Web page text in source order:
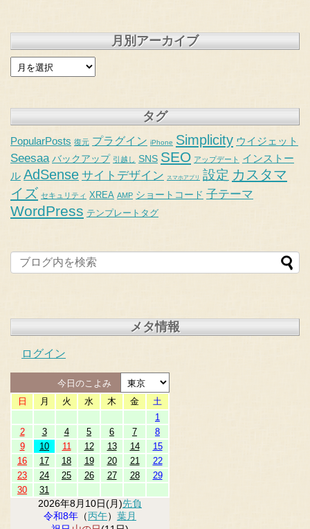
月別アーカイブ
タグ
PopularPosts 復元 プラグイン iPhone Simplicity ウイジェット
Seesaa バックアップ 引越し SNS SEO アップデート インストー
ル AdSense サイトデザイン スマホアプリ 設定 カスタマ
イズ セキュリティ XREA AMP ショートコード 子テーマ
WordPress テンプレートタグ
メタ情報
ログイン
今日のこよみ
日
月 火 水 木 金
土
1
2
3 4 5 6 7
8
9
10 11 12 13 14
15
16
17 18 19 20 21
22
23
24 25 26 27 28
29
30
31
2026年8月10日(月)先負
令和8年 （丙午） 葉月